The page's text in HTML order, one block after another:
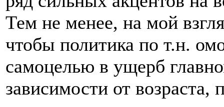
Тем не менее, на мой
чтобы политика по т.н.
самоцелью в ущерб
зависимости от возраста,